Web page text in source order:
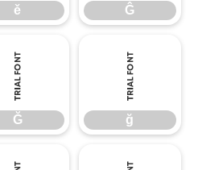
ě Ĝ
Ğ
Ğ
ğ
ğ